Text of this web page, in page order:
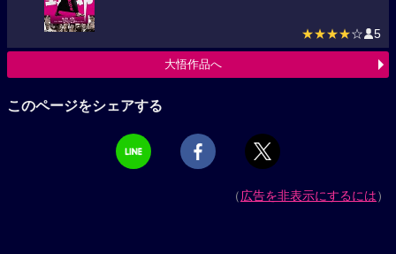
★★★★☆ 5
大悟作品へ
このページをシェアする
（広告を非表示にするには）